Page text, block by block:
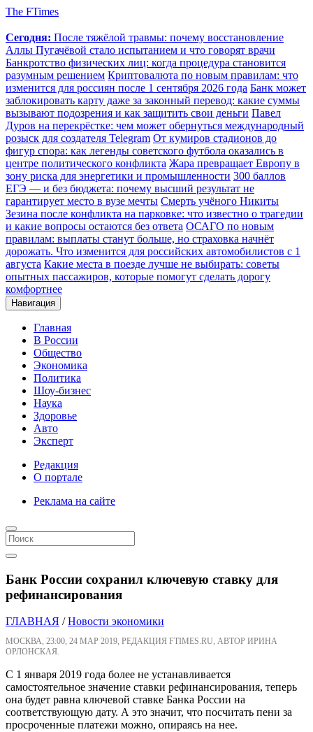
The FTimes
Сегодня: После тяжёлой травмы: почему восстановление
Аллы Пугачёвой стало испытанием и что говорят врачи
Банкротство физических лиц: когда процедура становится
разумным решением Криптовалюта по новым правилам: что
изменится для россиян после 1 сентября 2026 года Банк может
заблокировать карту даже за законный перевод: какие суммы
вызывают подозрения и как защитить свои деньги Павел
Дуров на перекрёстке: чем может обернуться международный
розыск для создателя Telegram От кумиров стадионов до
фигур спора: как легенды советского футбола оказались в
центре политического конфликта Жара превращает Европу в
зону риска для энергетики и промышленности 300 баллов
ЕГЭ — и без бюджета: почему высший результат не
гарантирует место в вузе мечты Смерть учёного Никиты
Зезина после конфликта на парковке: что известно о трагедии
и какие вопросы остаются без ответа ОСАГО по новым
правилам: выплаты станут больше, но страховка начнёт
дорожать. Что изменится для российских автомобилистов с 1
августа Какие места в поезде лучше не выбирать: советы
опытных пассажиров, которые помогут сделать дорогу
комфортнее
Навигация
Главная
В России
Общество
Экономика
Политика
Шоу-бизнес
Наука
Здоровье
Авто
Эксперт
Редакция
О портале
Реклама на сайте
Банк России сохранил ключевую ставку для
рефинансирования
ГЛАВНАЯ /Новости экономики
МОСКВА, 23:00, 24 МАР 2019, РЕДАКЦИЯ FTIMES.RU, АВТОР ИРИНА
ОРЛОНСКАЯ.
С 1 января 2019 года более не устанавливается
самостоятельное значение ставки рефинансирования, теперь
она будет равна ключевой ставке Банка России на
соответствующую дату. А это значит, что посчитать пени за
просроченные платежи можно, опираясь на нее.